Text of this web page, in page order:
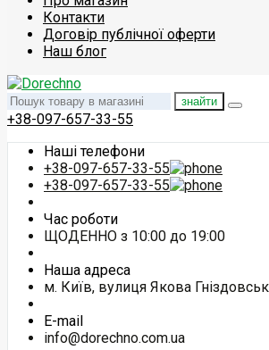
Контакти
Договір публічної оферти
Наш блог
знайти
+38-097-657-33-55
Наші телефони
+38-097-657-33-55
+38-097-657-33-55
Час роботи
ЩОДЕННО з 10:00 до 19:00
Наша адреса
м. Київ, вулиця Якова
E-mail
info@dorechno.com.ua